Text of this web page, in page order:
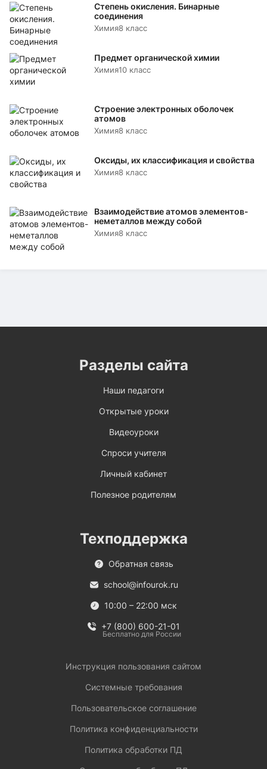
Степень окисления. Бинарные
соединения
Химия8 класс
Предмет органической химии
Химия10 класс
Строение электронных оболочек
атомов
Химия8 класс
Оксиды, их классификация и свойства
Химия8 класс
Взаимодействие атомов элементов-
неметаллов между собой
Химия8 класс
Разделы сайта
Наши педагоги
Открытые уроки
Видеоуроки
Спроси учителя
Личный кабинет
Полезное родителям
Техподдержка
Обратная связь
school@infourok.ru
10:00 – 22:00 мск
+7 (800) 600-21-01
Бесплатно для России
Инструкция пользования сайтом
Системные требования
Пользовательское соглашение
Политика конфиденциальности
Политика обработки ПД